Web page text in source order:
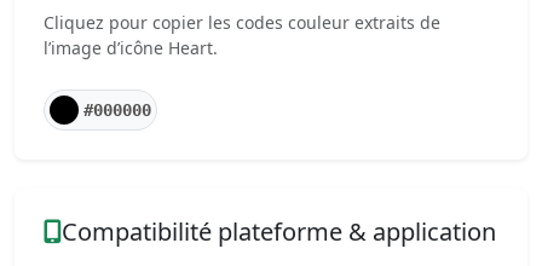
Cliquez pour copier les codes couleur extraits de
l’image d’icône Heart.
#000000
Compatibilité plateforme & application